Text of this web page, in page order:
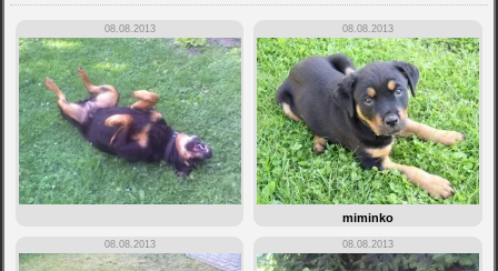
08.08.2013 08.08.2013
miminko
08.08.2013 08.08.2013